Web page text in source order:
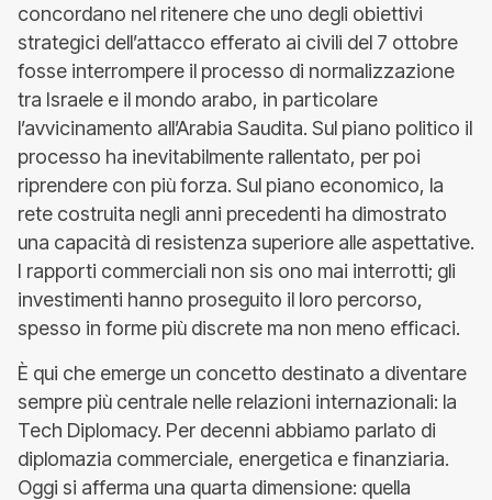
concordano nel ritenere che uno degli obiettivi
strategici dell’attacco efferato ai civili del 7 ottobre
fosse interrompere il processo di normalizzazione
tra Israele e il mondo arabo, in particolare
l’avvicinamento all’Arabia Saudita. Sul piano politico il
processo ha inevitabilmente rallentato, per poi
riprendere con più forza. Sul piano economico, la
rete costruita negli anni precedenti ha dimostrato
una capacità di resistenza superiore alle aspettative.
I rapporti commerciali non sis ono mai interrotti; gli
investimenti hanno proseguito il loro percorso,
spesso in forme più discrete ma non meno efficaci.
È qui che emerge un concetto destinato a diventare
sempre più centrale nelle relazioni internazionali: la
Tech Diplomacy. Per decenni abbiamo parlato di
diplomazia commerciale, energetica e finanziaria.
Oggi si afferma una quarta dimensione: quella